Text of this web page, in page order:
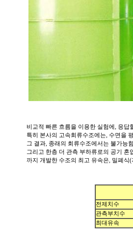
비교적 빠른 흐름을 이용한 실험에 , 응답
특히 본사의 고속회류수조에는, 수면을
그 결과, 종래의 회 류수조에서는 불가능
그리고 한층 더 관측 부하류로의 공기 혼
까지 개발한 수조의 최고 유속은, 밀폐식(
전제치수
관측부치수
최대유속